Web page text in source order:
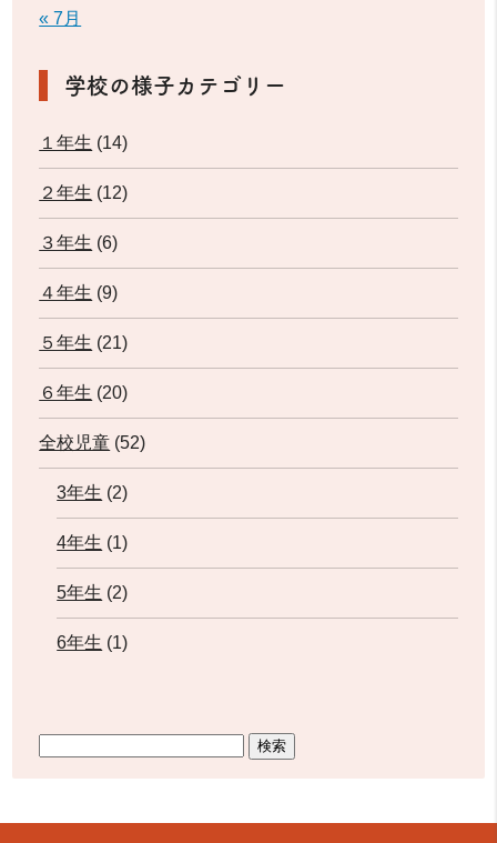
« 7月
学校の様子カテゴリー
１年生 (14)
２年生 (12)
３年生 (6)
４年生 (9)
５年生 (21)
６年生 (20)
全校児童 (52)
3年生 (2)
4年生 (1)
5年生 (2)
6年生 (1)